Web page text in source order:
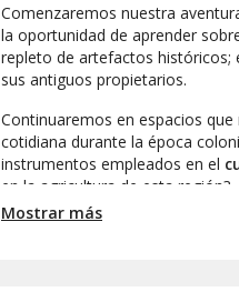
Comenzaremos nuestra
la oportunidad de aprender
repleto de artefactos históricos;
sus antiguos propietarios.
Continuaremos en espacios
cotidiana durante la época
instrumentos empleados en el
en la agricultura de esta región?
Uno de los aspectos más
Mostrar más